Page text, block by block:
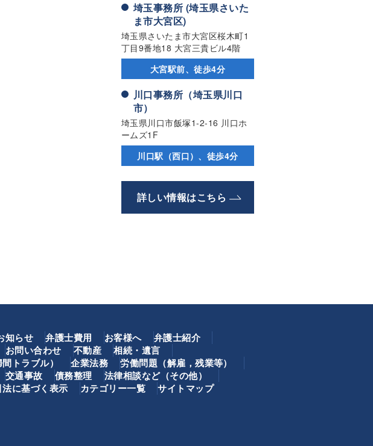
埼玉事務所 (埼玉県さいた
ま市大宮区)
埼玉県さいたま市大宮区桜木町1
丁目9番地18 大宮三貴ビル4階
大宮駅前、徒歩4分
川口事務所（埼玉県川口
市）
埼玉県川口市飯塚1-2-16 川口ホ
ームズ1F
川口駅（西口）、徒歩4分
詳しい情報はこちら
知らせ 弁護士費用 お客様へ
弁護士紹介
お問い合わせ 不動産
相続・遺言
トラブル）
企業法務
労働問題（解雇，残業等）
交通事故 債務整理
法律相談など（その他）
に基づく表示
カテゴリー一覧 サイトマップ